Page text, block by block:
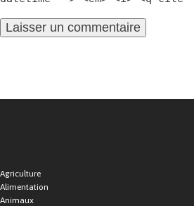
Agriculture
Alimentation
Animaux